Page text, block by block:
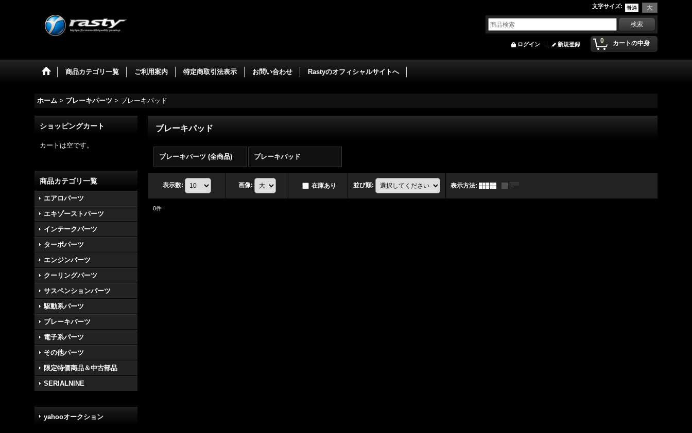
文字サイズ:
0 カートの中身
ログイン 新規登録
商品カテゴリ一覧 ご利用案内 特定商取引法表示 お問い合わせ Rastyのオフィシャルサイトへ
ホーム > ブレーキパーツ > ブレーキパッド
ショッピングカート
カートは空です。
商品カテゴリ一覧
エアロパーツ
エキゾーストパーツ
インテークパーツ
ターボパーツ
エンジンパーツ
クーリングパーツ
サスペンションパーツ
駆動系パーツ
ブレーキパーツ
電子系パーツ
その他パーツ
限定特価商品＆中古部品
SERIALNINE
yahooオークション
ブレーキパッド
ブレーキパーツ (全商品) ブレーキパッド
表示数: 画像: 在庫あり 並び順: 表示方法:
0件